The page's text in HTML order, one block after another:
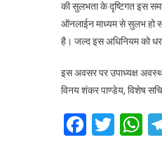
की सुलभता के दृष्टिगत इस
ऑनलाईन माध्यम से सुलभ हो
है। जल्द इस अधिनियम को
इस अवसर पर उपाध्यक्ष
विनय शंकर पाण्डेय, विशेष